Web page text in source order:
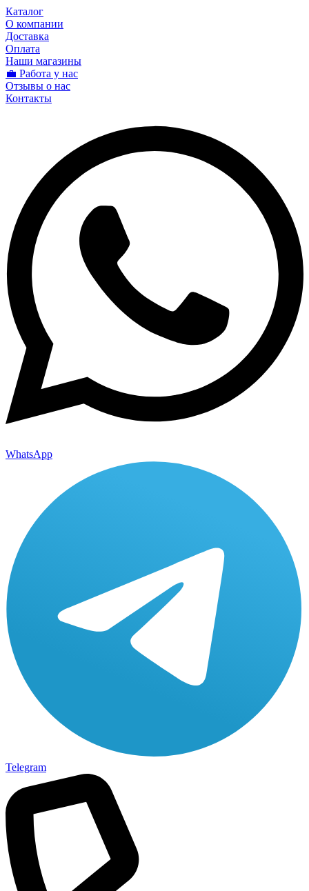
Каталог
О компании
Доставка
Оплата
Наши магазины
💼 Работа у нас
Отзывы о нас
Контакты
WhatsApp
Telegram